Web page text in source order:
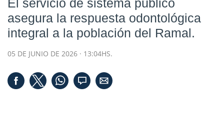
El servicio de sistema público
asegura la respuesta odontológica
integral a la población del Ramal.
05 DE JUNIO DE 2026 · 13:04HS.